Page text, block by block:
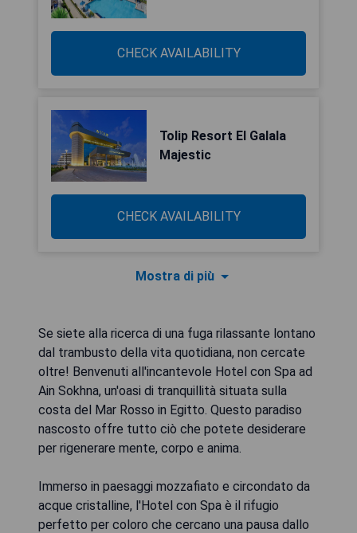
CHECK AVAILABILITY
Tolip Resort El Galala
Majestic
CHECK AVAILABILITY
Mostra di più
Se siete alla ricerca di una fuga rilassante lontano
dal trambusto della vita quotidiana, non cercate
oltre! Benvenuti all'incantevole Hotel con Spa ad
Ain Sokhna, un'oasi di tranquillità situata sulla
costa del Mar Rosso in Egitto. Questo paradiso
nascosto offre tutto ciò che potete desiderare
per rigenerare mente, corpo e anima.
Immerso in paesaggi mozzafiato e circondato da
acque cristalline, l'Hotel con Spa è il rifugio
perfetto per coloro che cercano una pausa dallo